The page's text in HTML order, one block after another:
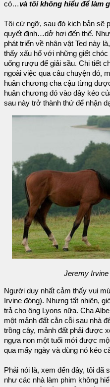
có…và tôi không hiểu để làm
Tôi cứ ngỡ, sau đó kịch bản sẽ
quyết định…dở hơi đến thế.
phát triển về nhân vật Ted này
thấy xấu hổ với những giết
uống rượu để giải sầu. Chi tiết
ngoài việc qua câu chuyện đó,
huân chương cha cậu từng
huân chương đó vào dây kéo
sau này trở thành thứ để nhận
Jeremy Irvine
Người duy nhất cảm thấy vui
Irvine đóng). Nhưng tất nhiên,
trả cho ông Lyons nữa. Cha
một mảnh đất cằn cỗi sau nhà
trồng cây, mảnh đất phải được
ngựa non một tuổi mới được
qua mấy ngày và dùng nó kéo
Phải nói là, xem đến đây, tôi đã
như các nhà làm phim không